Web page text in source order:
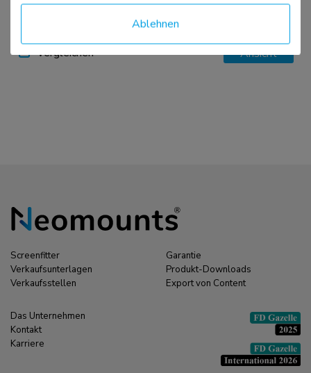
Durchm. 25-100 cm
Vergleichen Ansicht
Screenfitter
Verkaufsunterlagen
Verkaufsstellen
Garantie
Produkt-Downloads
Export von Content
Das Unternehmen
Kontakt
Karriere
Ablehnen